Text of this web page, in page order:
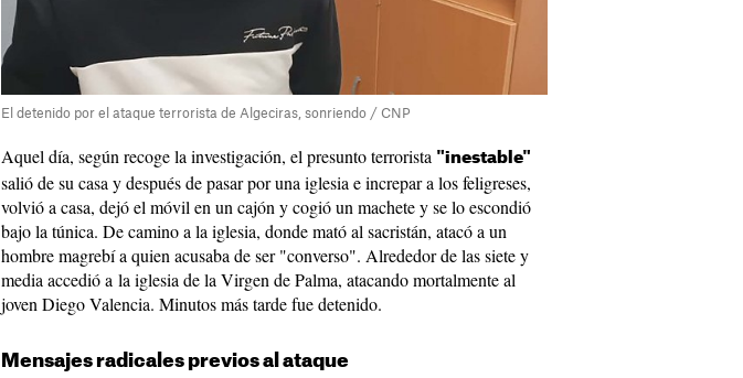
El detenido por el ataque terrorista de Algeciras, sonriendo / CNP
Aquel día, según recoge la investigación, el presunto terrorista "inestable"
salió de su casa y después de pasar por una iglesia e increpar a los feligreses,
volvió a casa, dejó el móvil en un cajón y cogió un machete y se lo escondió
bajo la túnica. De camino a la iglesia, donde mató al sacristán, atacó a un
hombre magrebí a quien acusaba de ser "converso". Alrededor de las siete y
media accedió a la iglesia de la Virgen de Palma, atacando mortalmente al
joven Diego Valencia. Minutos más tarde fue detenido.
Mensajes radicales previos al ataque